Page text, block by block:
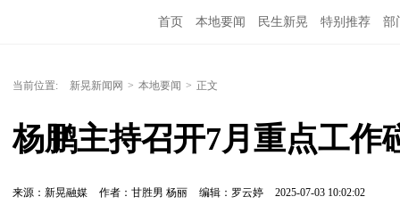
首页 本地要闻 民生新晃 特别推荐 部
当前位置: 新晃新闻网 > 本地要闻 > 正文
杨鹏主持召开7月重点工作
来源：新晃融媒 作者：甘胜男 杨丽 编辑：罗云婷 2025-07-03 10:02:02